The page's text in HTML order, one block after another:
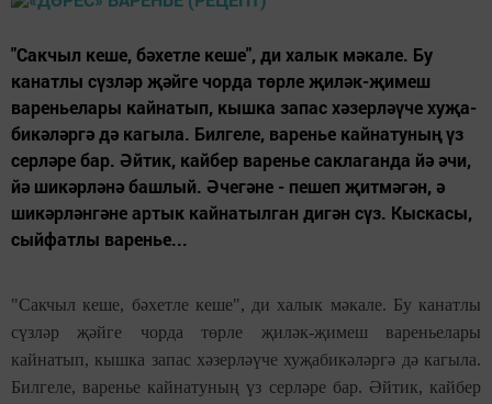
"Сакчыл кеше, бәхетле кеше", ди халык мәкале. Бу
канатлы сүзләр җәйге чорда төрле җиләк-җимеш
вареньелары кайнатып, кышка запас хәзерләүче хуҗа­
бикәләргә дә кагыла. Билгеле, варенье кайнатуның үз
серләре бар. Әйтик, кайбер варенье саклаганда йә әчи,
йә шикәрләнә башлый. Әчегәне - пешеп җитмәгән, ә
шикәрләнгәне артык кайнатылган дигән сүз. Кыскасы,
сыйфатлы варенье...
"Сакчыл кеше, бәхетле кеше", ди халык мәкале. Бу канатлы
сүзләр җәйге чорда төрле җиләк-җимеш вареньелары
кайнатып, кышка запас хәзерләүче хуҗа­бикәләргә дә кагыла.
Билгеле, варенье кайнатуның үз серләре бар. Әйтик, кайбер